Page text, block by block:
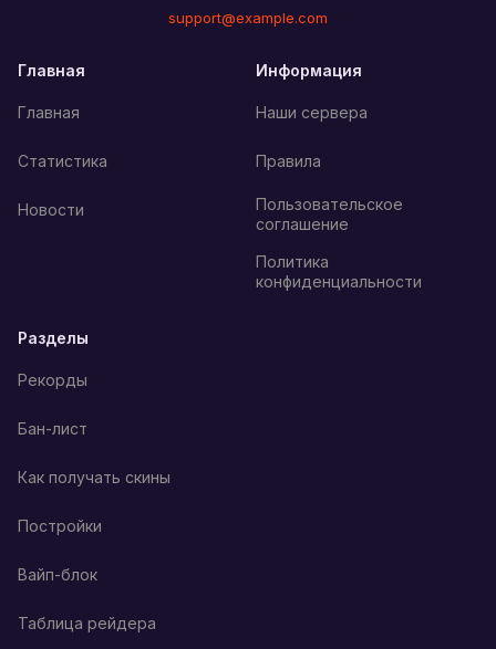
support@example.com
Главная
Главная
Статистика
Новости
Информация
Наши сервера
Правила
Пользовательское
соглашение
Политика
конфиденциальности
Разделы
Рекорды
Бан-лист
Как получать скины
Постройки
Вайп-блок
Таблица рейдера